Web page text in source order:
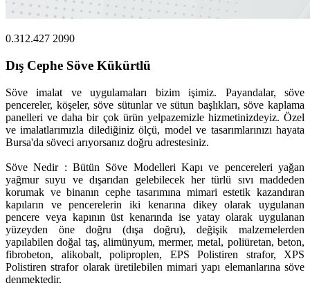
0.312.427 2090
Dış Cephe Söve Kükürtlü
Söve imalat ve uygulamaları bizim işimiz. Payandalar, söve
pencereler, köşeler, söve sütunlar ve sütun başlıkları, söve kaplama
panelleri ve daha bir çok ürün yelpazemizle hizmetinizdeyiz. Özel
ve imalatlarımızla dilediğiniz ölçü, model ve tasarımlarınızı hayata
Bursa'da söveci arıyorsanız doğru adrestesiniz.
Söve Nedir : Bütün Söve Modelleri Kapı ve pencereleri yağan
yağmur suyu ve dışarıdan gelebilecek her türlü sıvı maddeden
korumak ve binanın cephe tasarımına mimari estetik kazandıran
kapıların ve pencerelerin iki kenarına dikey olarak uygulanan
pencere veya kapının üst kenarında ise yatay olarak uygulanan
yüzeyden öne doğru (dışa doğru), değişik malzemelerden
yapılabilen doğal taş, alimünyum, mermer, metal, poliüretan, beton,
fibrobeton, alikobalt, poliproplen, EPS Polistiren strafor, XPS
Polistiren strafor olarak üretilebilen mimari yapı elemanlarına söve
denmektedir.